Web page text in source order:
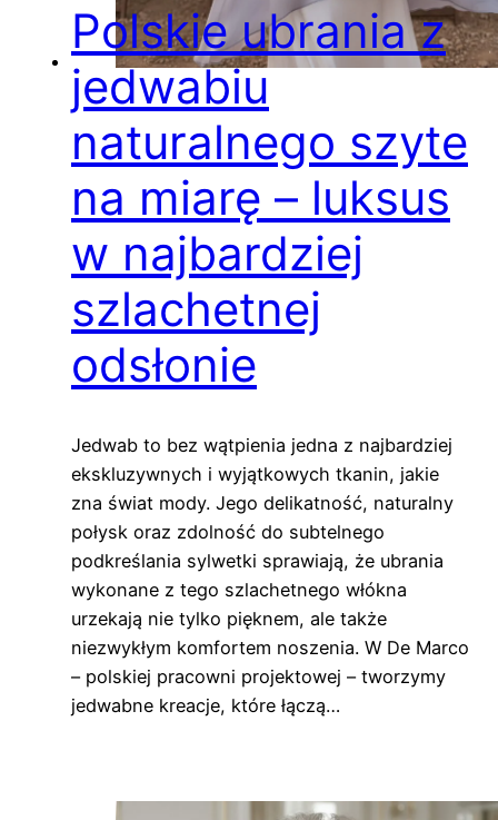
Polskie ubrania z
jedwabiu
naturalnego szyte
na miarę – luksus
w najbardziej
szlachetnej
odsłonie
Jedwab to bez wątpienia jedna z najbardziej
ekskluzywnych i wyjątkowych tkanin, jakie
zna świat mody. Jego delikatność, naturalny
połysk oraz zdolność do subtelnego
podkreślania sylwetki sprawiają, że ubrania
wykonane z tego szlachetnego włókna
urzekają nie tylko pięknem, ale także
niezwykłym komfortem noszenia. W De Marco
– polskiej pracowni projektowej – tworzymy
jedwabne kreacje, które łączą…